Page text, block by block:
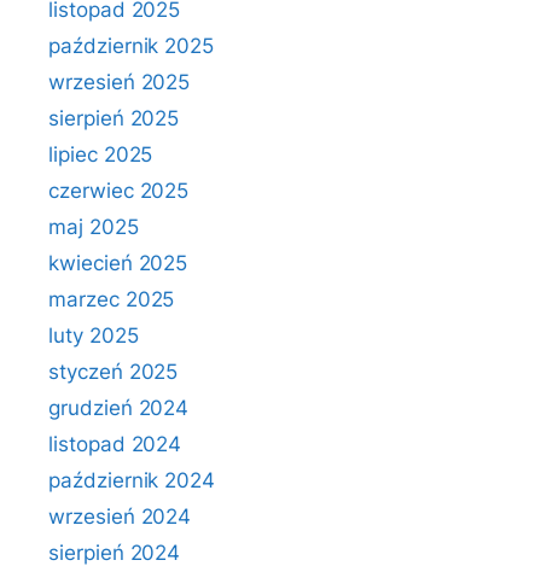
listopad 2025
październik 2025
wrzesień 2025
sierpień 2025
lipiec 2025
czerwiec 2025
maj 2025
kwiecień 2025
marzec 2025
luty 2025
styczeń 2025
grudzień 2024
listopad 2024
październik 2024
wrzesień 2024
sierpień 2024